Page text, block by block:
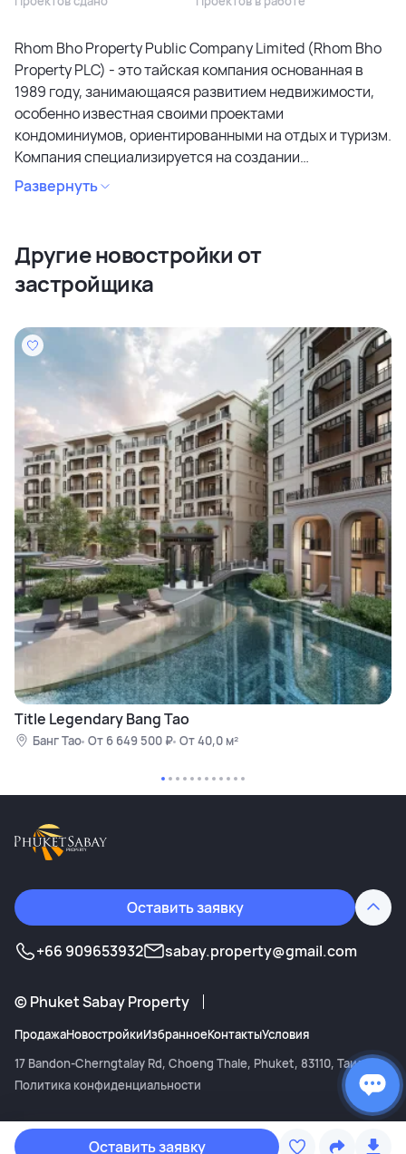
Rhom Bho Property Public Company Limited (Rhom Bho
Property PLC) - это тайская компания основанная в
1989 году, занимающаяся развитием недвижимости,
особенно известная своими проектами
кондоминиумов, ориентированными на отдых и туризм.
Компания специализируется на создании
кондоминиумов в привлекательных районах, уделяя
особое внимание дизайну, качеству строительства и
Является лидером рынка и специализируется на
коммерческих объектах и жилой недвижимости
высокого качества в сегментах недвижимости
застройки как престижные комьюнити Бангкока, так и
популярные туристические зоны Пхукета и Паттайи.
Развернуть
Другие новостройки от
застройщика
Title Legendary Bang Tao
Банг Тао От 6 649 500 ₽ От 40,0 м²
Оставить заявку
Оставить заявку
+66 909653932 sabay.property@gmail.com
©Phuket Sabay Property
ПродажаНовостройкиИзбранноеКонтактыУсловия
17 Bandon-Cherngtalay Rd, Choeng Thale, Phuket, 83110, Таиланд
Политика конфиденциальности